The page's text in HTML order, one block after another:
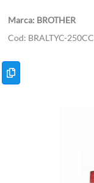
BROTHER
BRALTYC-250CC